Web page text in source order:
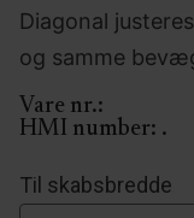
Diagonal
og samme
Vare nr.:
HMI number: .
Til skabsbredde